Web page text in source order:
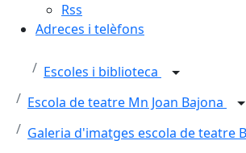
Rss
Adreces i telèfons
Escoles i biblioteca
Escola de teatre Mn Joan Bajona
Galeria d'imatges escola de teatre